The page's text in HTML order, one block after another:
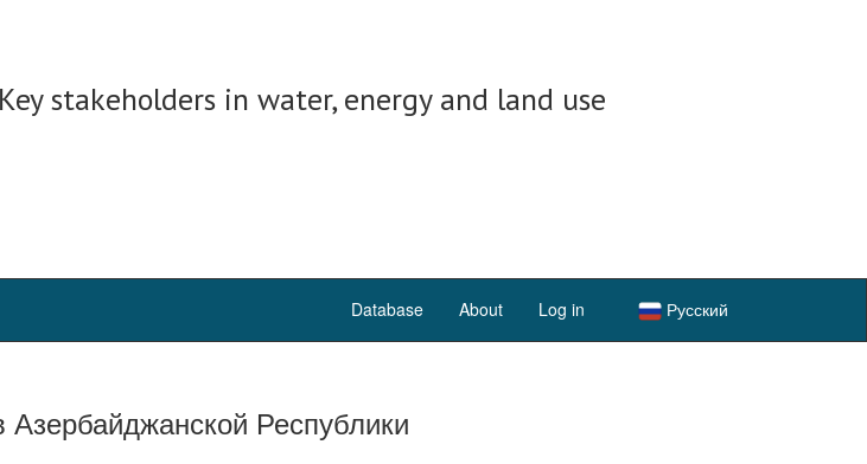
Key stakeholders in water, energy and land use
Database About Log in Русский
Азербайджанской Республики